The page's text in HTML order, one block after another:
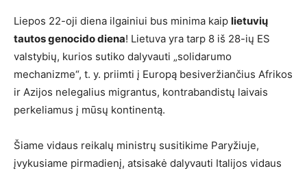
Liepos 22-oji diena ilgainiui bus minima kaip lietuvių
tautos genocido diena! Lietuva yra tarp 8 iš 28-ių ES
valstybių, kurios sutiko dalyvauti „solidarumo
mechanizme“, t. y. priimti į Europą besiveržiančius Afrikos
ir Azijos nelegalius migrantus, kontrabandistų laivais
perkeliamus į mūsų kontinentą.
Šiame vidaus reikalų ministrų susitikime Paryžiuje,
įvykusiame pirmadienį, atsisakė dalyvauti Italijos vidaus